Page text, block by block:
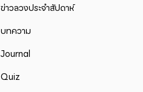
ข่าวลวงประจำสัปดาห์
บทความ
Journal
Quiz